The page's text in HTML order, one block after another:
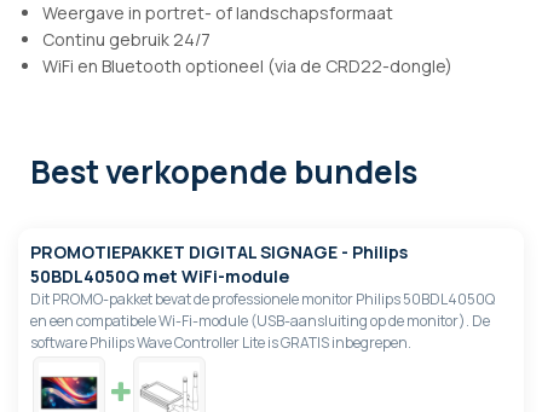
Weergave in portret- of landschapsformaat
Continu gebruik 24/7
WiFi en Bluetooth optioneel (via de CRD22-dongle)
Best verkopende bundels
PROMOTIEPAKKET DIGITAL SIGNAGE - Philips
50BDL4050Q met WiFi-module
Dit PROMO-pakket bevat de professionele monitor Philips 50BDL4050Q
en een compatibele Wi-Fi-module (USB-aansluiting op de monitor). De
software Philips Wave Controller Lite is GRATIS inbegrepen.